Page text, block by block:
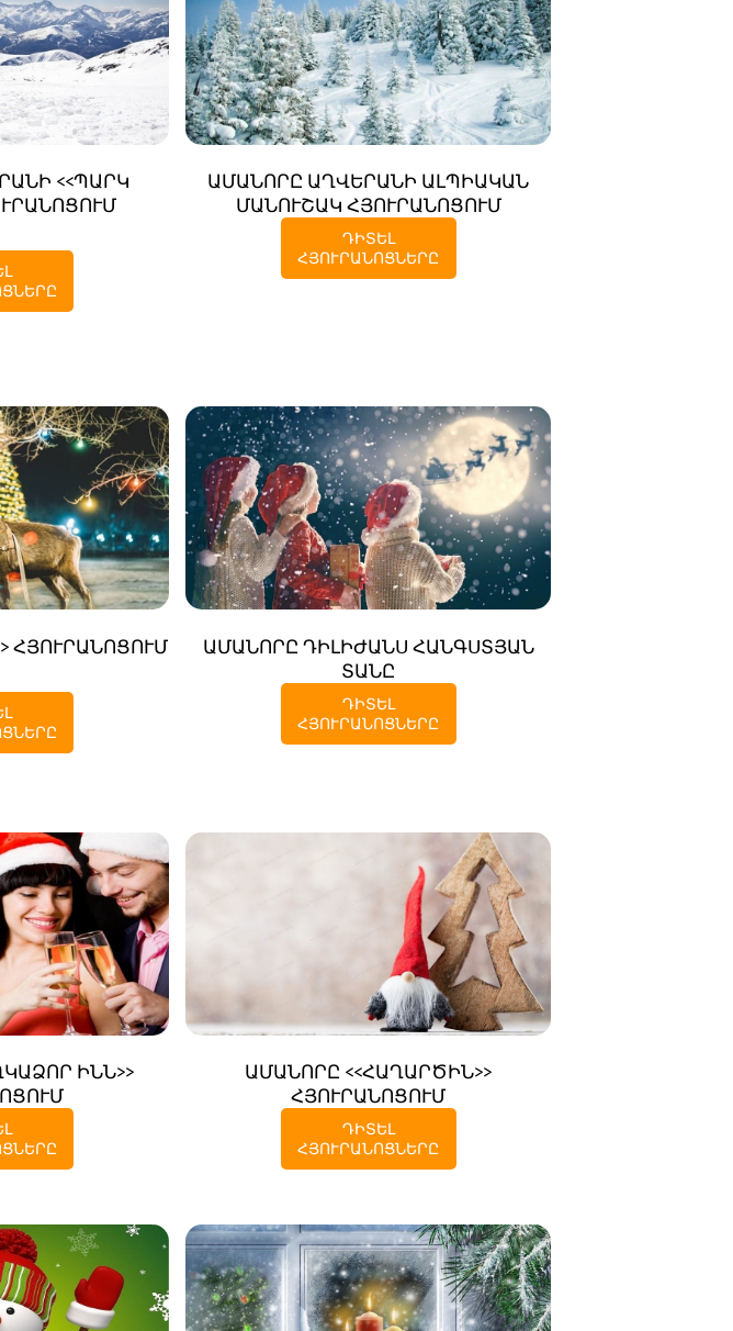
<<ՊԱՐԿ
ԱՄԱՆՈՐԸ ԱՂՎԵՐԱՆԻ ԱԼՊԻԱԿԱՆ
ՄԱՆՈՒՇԱԿ ՀՅՈՒՐԱՆՈՑՈՒՄ
ԴԻՏԵԼ
ՀՅՈՒՐԱՆՈՑՆԵՐԸ
ՀՅՈՒՐԱՆՈՑՈՒՄ
ԱՄԱՆՈՐԸ ԴԻԼԻԺԱՆՍ ՀԱՆԳՍՏՅԱՆ
ՏԱՆԸ
ԴԻՏԵԼ
ՀՅՈՒՐԱՆՈՑՆԵՐԸ
ԻՆՆ>>
ԱՄԱՆՈՐԸ <<ՀԱՂԱՐԾԻՆ>>
ՀՅՈՒՐԱՆՈՑՈՒՄ
ԴԻՏԵԼ
ՀՅՈՒՐԱՆՈՑՆԵՐԸ